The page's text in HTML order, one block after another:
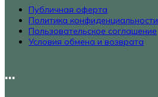
Публичная оферта
Политика конфиденциальности
Пользовательское соглашение
Условия обмена и возврата
...